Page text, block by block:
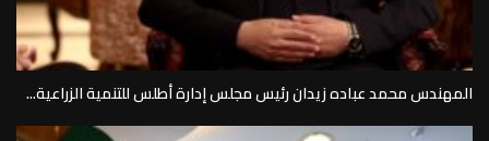
المهندس محمد عباده زيدان رئيس مجلس إدارة أطلس للتنمية الزراعية...